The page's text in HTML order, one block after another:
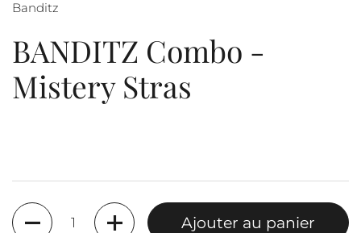
Banditz
BANDITZ Combo -
Mistery Stras
Quantité
Ajouter au panier